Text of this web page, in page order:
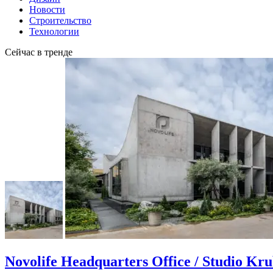
Новости
Строительство
Технологии
Сейчас в тренде
Novolife Headquarters Office / Studio